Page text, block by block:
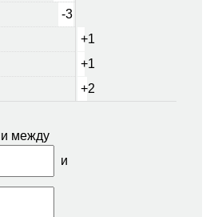
-3
+1
+1
+2
между
и